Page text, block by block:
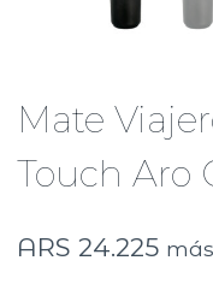
Mate
Touch Aro
ARS 24.225